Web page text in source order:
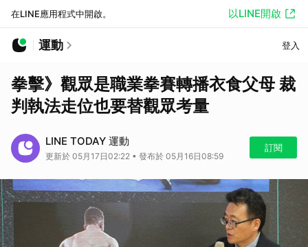
在LINE應用程式中開啟。 以LINE開啟
運動 登入
拳擊》觀眾是職業拳賽轉播衣食父母 裁
判執法走位也要替觀眾考量
LINE TODAY 運動
更新於 05月17日02:22 • 發布於 05月16日08:59
訂閱